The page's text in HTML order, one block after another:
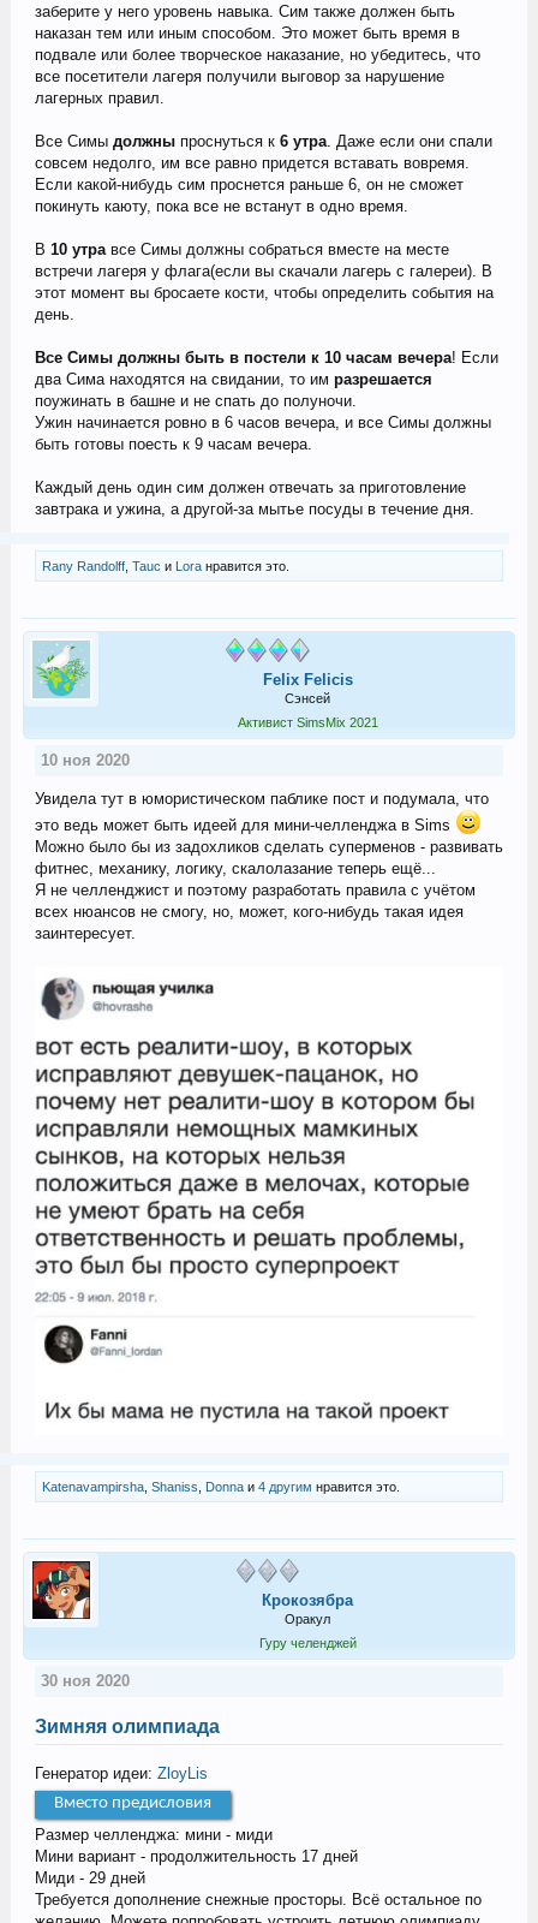
заберите у него уровень навыка. Сим также должен быть
наказан тем или иным способом. Это может быть время в
подвале или более творческое наказание, но убедитесь, что
все посетители лагеря получили выговор за нарушение
лагерных правил.
Все Симы должныпроснуться к 6 утра. Даже если они спали
совсем недолго, им все равно придется вставать вовремя.
Если какой-нибудь сим проснется раньше 6, он не сможет
покинуть каюту, пока все не встанут в одно время.
В 10 утравсе Симы должны собраться вместе на месте
встречи лагеря у флага(если вы скачали лагерь с галереи). В
этот момент вы бросаете кости, чтобы определить события на
день.
Все Симы должны быть в постели к 10 часам вечера! Если
два Сима находятся на свидании, то им разрешается
поужинать в башне и не спать до полуночи.
Ужин начинается ровно в 6 часов вечера, и все Симы должны
быть готовы поесть к 9 часам вечера.
Каждый день один сим должен отвечать за приготовление
завтрака и ужина, а другой-за мытье посуды в течение дня.
Rany Randolff, Tauc и Loraнравится это.
Felix Felicis
Сэнсей
Активист SimsMix 2021
10 ноя 2020
Увидела тут в юмористическом паблике пост и подумала, что
это ведь может быть идеей для мини-челленджа в Sims
Можно было бы из задохликов сделать суперменов - развивать
фитнес, механику, логику, скалолазание теперь ещё...
Я не челленджист и поэтому разработать правила с учётом
всех нюансов не смогу, но, может, кого-нибудь такая идея
заинтересует.
Katenavampirsha, Shaniss Donnaи 4 другим нравится это.
Крокозябра
Оракул
Гуру челенджей
30 ноя 2020
Зимняя олимпиада
Генератор идеи: ZloyLis
Вместо предисловия
Размер челленджа: мини - миди
Мини вариант - продолжительность 17 дней
Миди - 29 дней
Требуется дополнение снежные просторы. Всё остальное по